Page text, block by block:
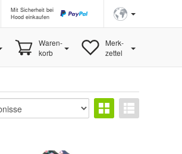
Mit Sicherheit bei
Hood einkaufen
Waren-
korb
Merk-
zettel